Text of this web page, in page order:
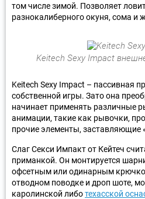
том числе зимой. Позволяет
разнокалиберного окуня, сома и
Keitech Sexy Impact
Keitech Sexy Impact – пассивная
собственной игры. Зато она
начинает применять различные
анимации, такие как рывочки,
прочие элементы, заставляющие
Слаг Секси Импакт от Кейтеч
приманкой. Он монтируется
офсетным или одинарным
отводном поводке и дроп шоте,
каролинской либотехасской